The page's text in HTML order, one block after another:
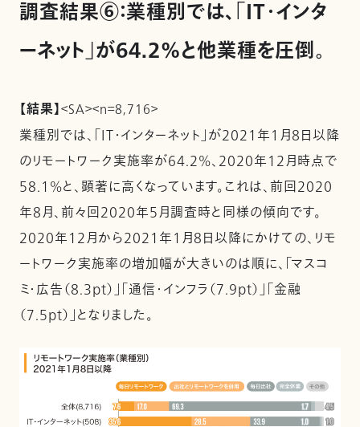
調査結果⑥：業種別では、「IT・インタ
ーネット」が64.2%と他業種を圧倒。
【結果】＜SA＞＜n＝8,716＞
業種別では、「IT・インターネット」が2021年１月８日以降
のリモートワーク実施率が64.2%、2020年12月時点で
58.1%と、顕著に高くなっています。これは、前回2020
年8月、前々回2020年5月調査時と同様の傾向です。
2020年12月から2021年1月8日以降にかけての、リモ
ートワーク実施率の増加幅が大きいのは順に、「マスコ
ミ・広告（8.3pt）」「通信・インフラ（7.9pt）」「金融
（7.5pt）」となりました。